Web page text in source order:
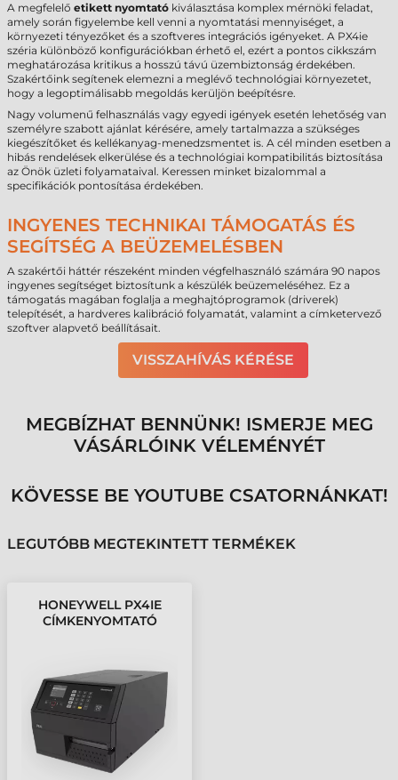
A megfelelő etikett nyomtató kiválasztása komplex mérnöki feladat,
amely során figyelembe kell venni a nyomtatási mennyiséget, a
környezeti tényezőket és a szoftveres integrációs igényeket. A PX4ie
széria különböző konfigurációkban érhető el, ezért a pontos cikkszám
meghatározása kritikus a hosszú távú üzembiztonság érdekében.
Szakértőink segítenek elemezni a meglévő technológiai környezetet,
hogy a legoptimálisabb megoldás kerüljön beépítésre.
Nagy volumenű felhasználás vagy egyedi igények esetén lehetőség van
személyre szabott ajánlat kérésére, amely tartalmazza a szükséges
kiegészítőket és kellékanyag-menedzsmentet is. A cél minden esetben a
hibás rendelések elkerülése és a technológiai kompatibilitás biztosítása
az Önök üzleti folyamataival. Keressen minket bizalommal a
specifikációk pontosítása érdekében.
INGYENES TECHNIKAI TÁMOGATÁS ÉS
SEGÍTSÉG A BEÜZEMELÉSBEN
A szakértői háttér részeként minden végfelhasználó számára 90 napos
ingyenes segítséget biztosítunk a készülék beüzemeléséhez. Ez a
támogatás magában foglalja a meghajtóprogramok (driverek)
telepítését, a hardveres kalibráció folyamatát, valamint a címketervező
szoftver alapvető beállításait.
VISSZAHÍVÁS KÉRÉSE
MEGBÍZHAT BENNÜNK! ISMERJE MEG
VÁSÁRLÓINK VÉLEMÉNYÉT
KÖVESSE BE YOUTUBE CSATORNÁNKAT!
LEGUTÓBB MEGTEKINTETT TERMÉKEK
HONEYWELL PX4IE
CÍMKENYOMTATÓ